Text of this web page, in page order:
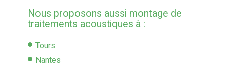
Nous proposons aussi montage de
traitements acoustiques à :
Tours
Nantes